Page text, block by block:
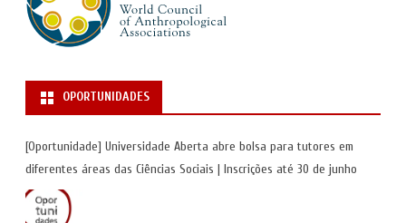
OPORTUNIDADES
[Oportunidade] Universidade Aberta abre bolsa para tutores em
diferentes áreas das Ciências Sociais | Inscrições até 30 de junho